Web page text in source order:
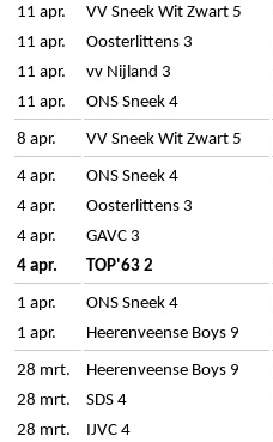
11 apr. VV Sneek Wit Zwart 5
11 apr.
Oosterlittens 3
11 apr.
vv Nijland 3
11 apr.
ONS Sneek 4
8 apr. VV Sneek Wit Zwart 5
4 apr. ONS Sneek 4
4 apr.
Oosterlittens 3
4 apr.
GAVC 3
4 apr.
TOP'63 2
1 apr. ONS Sneek 4
1 apr.
Heerenveense Boys 9
28 mrt. Heerenveense Boys 9
28 mrt.
SDS 4
28 mrt.
IJVC 4